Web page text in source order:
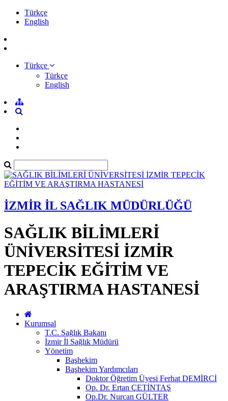
Türkçe
English
Türkçe
Türkçe
English
İZMİR İL SAĞLIK MÜDÜRLÜĞÜ
SAĞLIK BİLİMLERİ
ÜNİVERSİTESİ İZMİR
TEPECİK EĞİTİM VE
ARAŞTIRMA HASTANESİ
Kurumsal
T.C. Sağlık Bakanı
İzmir İl Sağlık Müdürü
Yönetim
Başhekim
Başhekim Yardımcıları
Doktor Öğretim Üyesi Ferhat DEMİRCİ
Op. Dr. Ertan ÇETİNTAŞ
Op.Dr. Nurcan GÜLTER